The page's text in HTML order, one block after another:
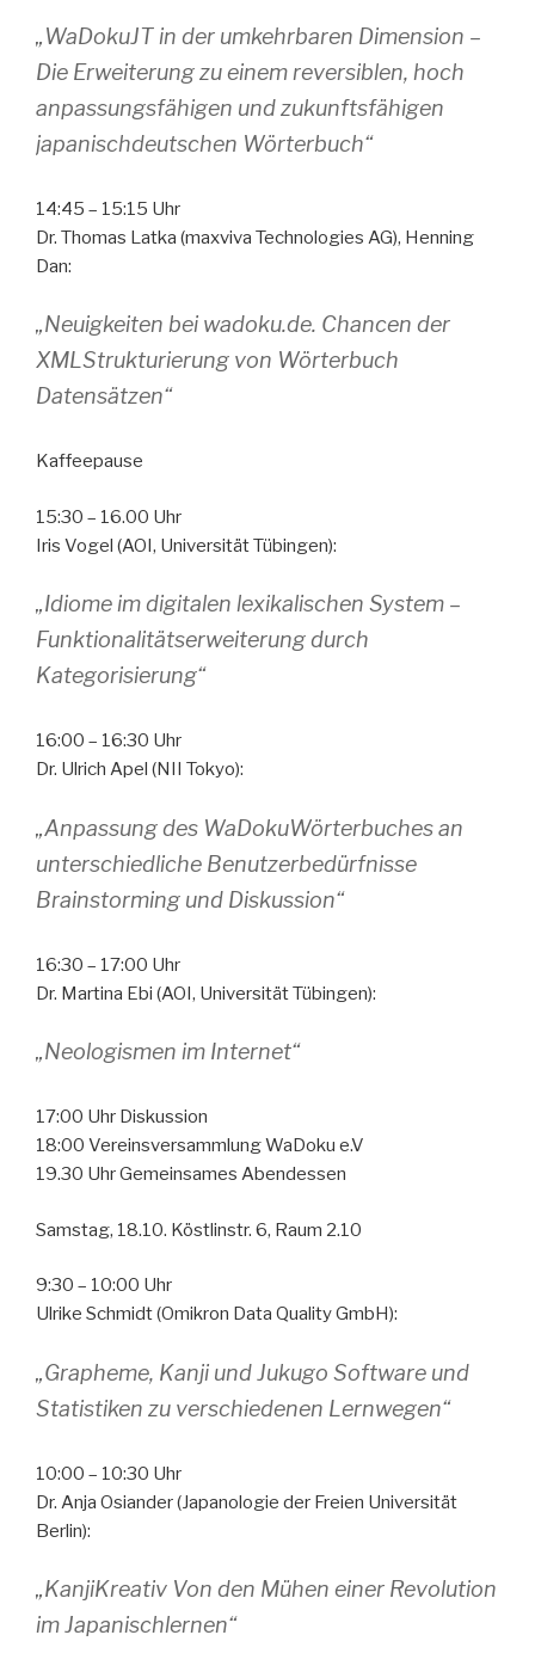
„WaDokuJT in der umkehrbaren Dimension –
Die Erweiterung zu einem reversiblen, hoch
anpassungsfähigen und zukunftsfähigen
japanischdeutschen Wörterbuch“
14:45 – 15:15 Uhr
Dr. Thomas Latka (maxviva Technologies AG), Henning
Dan:
„Neuigkeiten bei wadoku.de. Chancen der
XMLStrukturierung von Wörterbuch
Datensätzen“
Kaffeepause
15:30 – 16.00 Uhr
Iris Vogel (AOI, Universität Tübingen):
„Idiome im digitalen lexikalischen System –
Funktionalitätserweiterung durch
Kategorisierung“
16:00 – 16:30 Uhr
Dr. Ulrich Apel (NII Tokyo):
„Anpassung des WaDokuWörterbuches an
unterschiedliche Benutzerbedürfnisse
Brainstorming und Diskussion“
16:30 – 17:00 Uhr
Dr. Martina Ebi (AOI, Universität Tübingen):
„Neologismen im Internet“
17:00 Uhr Diskussion
18:00 Vereinsversammlung WaDoku e.V
19.30 Uhr Gemeinsames Abendessen
Samstag, 18.10. Köstlinstr. 6, Raum 2.10
9:30 – 10:00 Uhr
Ulrike Schmidt (Omikron Data Quality GmbH):
„Grapheme, Kanji und Jukugo Software und
Statistiken zu verschiedenen Lernwegen“
10:00 – 10:30 Uhr
Dr. Anja Osiander (Japanologie der Freien Universität
Berlin):
„KanjiKreativ Von den Mühen einer Revolution
im Japanischlernen“